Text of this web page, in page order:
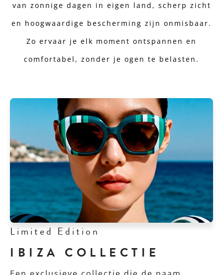
van zonnige dagen in eigen land, scherp zicht
en hoogwaardige bescherming zijn onmisbaar.
Zo ervaar je elk moment ontspannen en
comfortabel, zonder je ogen te belasten.
Limited Edition
IBIZA COLLECTIE